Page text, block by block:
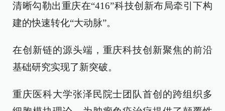
清晰勾勒出重庆在“416”科技创新布局牵引下构
建的快速转化“大动脉”。
在创新链的源头端，重庆科技创新聚焦的前沿
基础研究实现了新突破。
重庆医科大学张泽民院士团队首创的跨组织多